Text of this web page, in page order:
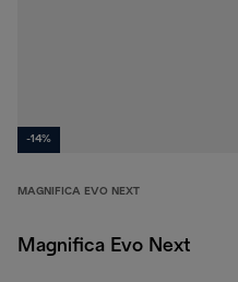
-14%
MAGNIFICA EVO NEXT
Magnifica Evo Next